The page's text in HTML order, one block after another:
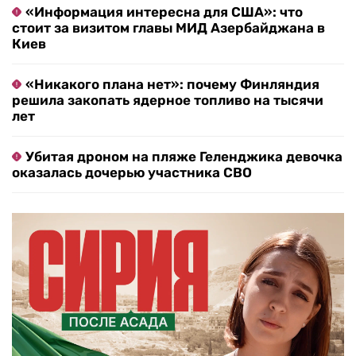
«Информация интересна для США»: что
стоит за визитом главы МИД Азербайджана в
Киев
«Никакого плана нет»: почему Финляндия
решила закопать ядерное топливо на тысячи
лет
Убитая дроном на пляже Геленджика девочка
оказалась дочерью участника СВО